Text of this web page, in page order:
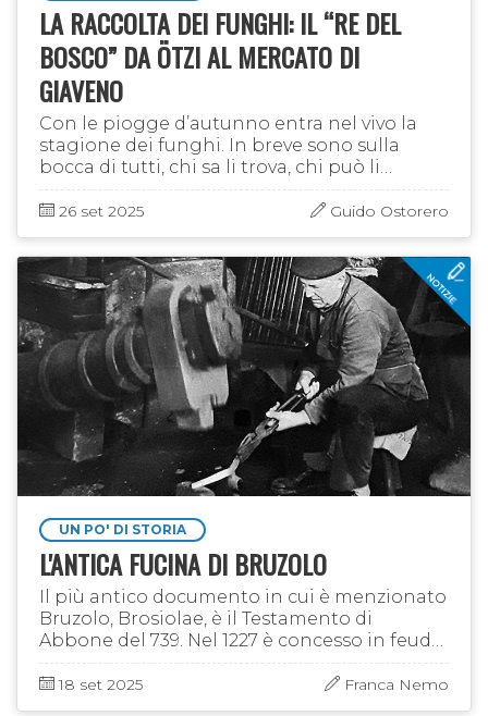
LA RACCOLTA DEI FUNGHI: IL “RE DEL
BOSCO” DA ÖTZI AL MERCATO DI
GIAVENO
Con le piogge d’autunno entra nel vivo la
stagione dei funghi. In breve sono sulla
bocca di tutti, chi sa li trova, chi può li
mangia, tutti ne parlano. Il fungo, il “Re dei
Boschi”, è un oggetto …
26 set 2025 Guido Ostorero
UN PO' DI STORIA
L'ANTICA FUCINA DI BRUZOLO
Il più antico documento in cui è menzionato
Bruzolo, Brosiolae, è il Testamento di
Abbone del 739. Nel 1227 è concesso in feudo,
da Tommaso I di Savoia, a Beltramino di
Montmélian: il 30 agosto a …
18 set 2025 Franca Nemo